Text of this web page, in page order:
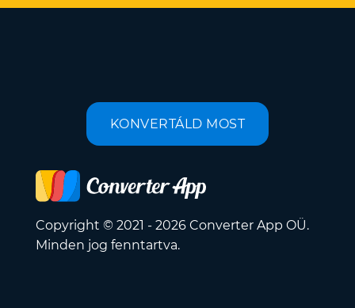
KONVERTÁLD MOST
Copyright © 2021 - 2026 Converter App OÜ.
Minden jog fenntartva.